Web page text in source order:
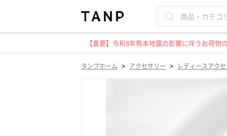
【重要】令和8年熊本地震の影響に伴うお荷
タンプホーム > アクセサリー > レディースアク